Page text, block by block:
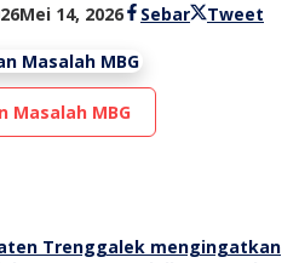
Mei 14, 2026oleh
tv
Sebar Tweet
Masalah MBG